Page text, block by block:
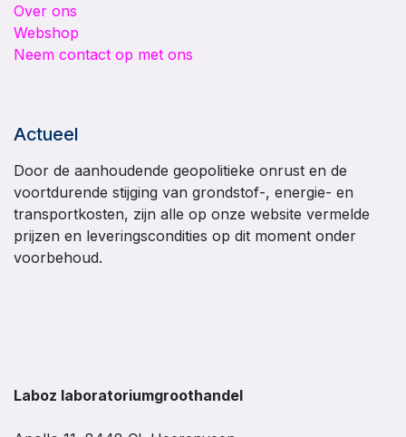
Over ons
Webshop
Neem contact op met ons
Actueel
Door de aanhoudende geopolitieke onrust en de
voortdurende stijging van grondstof-, energie- en
transportkosten, zijn alle op onze website vermelde
prijzen en leveringscondities op dit moment onder
voorbehoud.
Laboz laboratoriumgroothandel